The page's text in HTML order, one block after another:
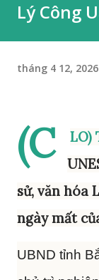
Lý Công
tháng 4 12, 2026
(C
LO)
sử, văn hóa
ngày mất
UBND tỉnh